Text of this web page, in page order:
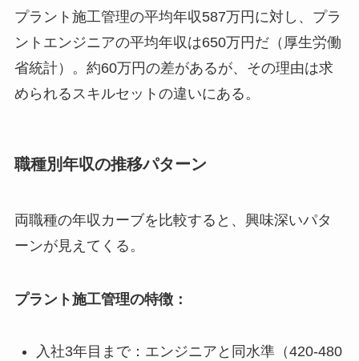
プラント施工管理の平均年収587万円に対し、プラ
ントエンジニアの平均年収は650万円だ（厚生労働
省統計）。約60万円の差があるが、その理由は求
められるスキルセットの違いにある。
職種別年収の推移パターン
両職種の年収カーブを比較すると、興味深いパタ
ーンが見えてくる。
プラント施工管理の特徴：
入社3年目まで：エンジニアと同水準（420-480